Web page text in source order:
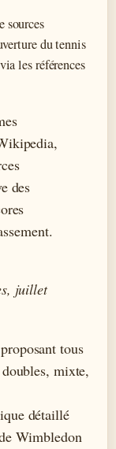
sources
du tennis
les références
des
juillet
tous
mixte,
détaillé
Wimbledon